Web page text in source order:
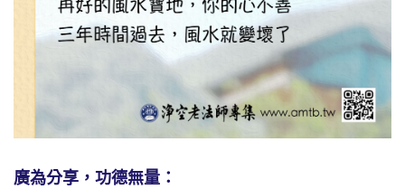
廣為分享，功德無量：